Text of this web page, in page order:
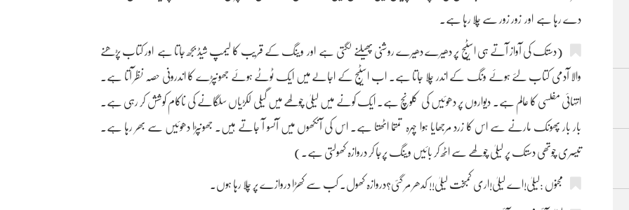
دے رہا ہے اور زور زور سے چلا رہا ہے۔
(دستک کی آواز آتے ہی اسٹیج پر دھیرے دھیرے روشنی پھیلنے لگتی ہے اور وینگ کے قریب کا لیمپ شیڈ بجھ جاتا ہے اور کتاب پڑھنے
والا آدمی کتاب لئے ہوئے ونگ کے اندر چلا جاتا ہے۔ اب اسٹیج کے اجالے میں ایک ٹوٹے ہوئے جھونپڑے کا اندرونی حصہ نظر آتا ہے۔
انتہائی مفلسی کا عالم ہے۔ دیواروں پر دھوئیں کی کلونچ ہے۔ ایک کونے میں لیلیٰ چولھے میں گیلی لکڑیاں سلگانے کی ناکام کوشش کر رہی ہے۔
بار بار پھونک مارنے سے اس کا زرد مرجھایا ہوا چہرہ تمتما اٹھتا ہے۔ اس کی آنکھوں میں آنسو آ جاتے ہیں۔ جھونپڑا دھوئیں سے بھر رہا ہے۔
تیسری چوتھی دستک پر لیلیٰ چولھے سے اٹھ کر بائیں وینگ پرجا کر دروازہ کھولتی ہے۔)
مجنوں :لیلیٰ!اے لیلیٰ!اری کمبخت لیلیٰ!! کدھر مر گئی؟دروازہ کھول۔ کب سے کھڑا دروازے پر چلا رہا ہوں۔